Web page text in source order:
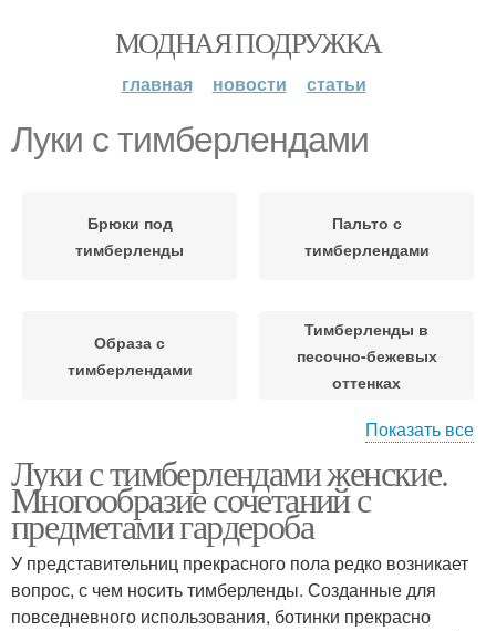
МОДНАЯ ПОДРУЖКА
главная новости статьи
Луки с тимберлендами
Брюки под
тимберленды
Пальто с
тимберлендами
Образа с
тимберлендами
Тимберленды в
песочно-бежевых
оттенках
Тимберленды с юбками Тимберленды в образе
Тимберленды в ярких и
Тимберленды с мелким
и
Показать все
Луки с тимберлендами женские.
Многообразие сочетаний с
предметами гардероба
У представительниц прекрасного пола редко возникает
вопрос, с чем носить тимберленды. Созданные для
повседневного использования, ботинки прекрасно